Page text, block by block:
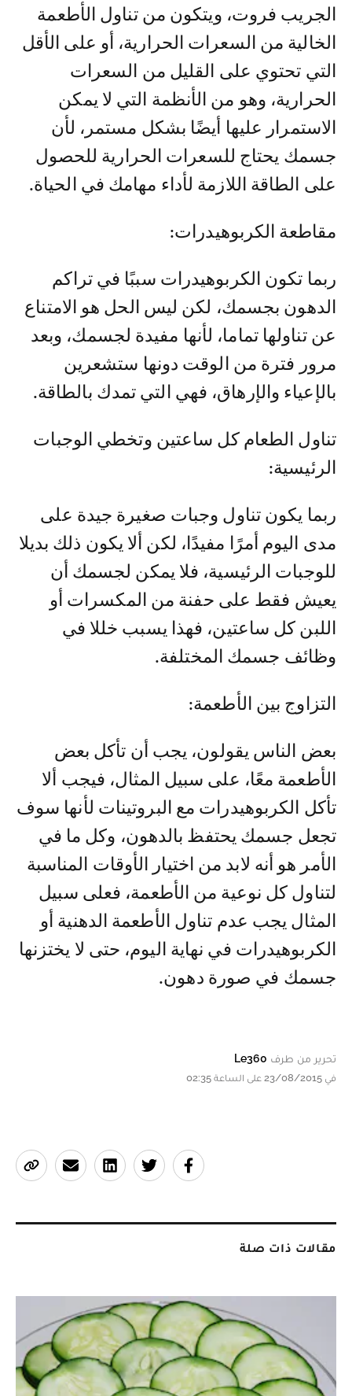
الجريب فروت، ويتكون من تناول الأطعمة
الخالية من السعرات الحرارية، أو على الأقل
التي تحتوي على القليل من السعرات
الحرارية، وهو من الأنظمة التي لا يمكن
الاستمرار عليها أيضًا بشكل مستمر، لأن
جسمك يحتاج للسعرات الحرارية للحصول
على الطاقة اللازمة لأداء مهامك في الحياة.
مقاطعة الكربوهيدرات:
ربما تكون الكربوهيدرات سببًا في تراكم
الدهون بجسمك، لكن ليس الحل هو الامتناع
عن تناولها تماما، لأنها مفيدة لجسمك، وبعد
مرور فترة من الوقت دونها ستشعرين
بالإعياء والإرهاق، فهي التي تمدك بالطاقة.
تناول الطعام كل ساعتين وتخطي الوجبات
الرئيسية:
ربما يكون تناول وجبات صغيرة جيدة على
مدى اليوم أمرًا مفيدًا، لكن ألا يكون ذلك بديلا
للوجبات الرئيسية، فلا يمكن لجسمك أن
يعيش فقط على حفنة من المكسرات أو
اللبن كل ساعتين، فهذا يسبب خللا في
وظائف جسمك المختلفة.
التزاوج بين الأطعمة:
بعض الناس يقولون، يجب أن تأكل بعض
الأطعمة معًا، على سبيل المثال، فيجب ألا
تأكل الكربوهيدرات مع البروتينات لأنها سوف
تجعل جسمك يحتفظ بالدهون، وكل ما في
الأمر هو أنه لابد من اختيار الأوقات المناسبة
لتناول كل نوعية من الأطعمة، فعلى سبيل
المثال يجب عدم تناول الأطعمة الدهنية أو
الكربوهيدرات في نهاية اليوم، حتى لا يختزنها
جسمك في صورة دهون.
تحرير من طرف Le360
في 23/08/2015 على الساعة 02:35
مقالات ذات صلة